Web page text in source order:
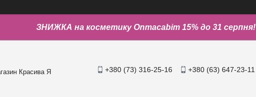
ЗНИЖКА на косметику Onmacabim 15% до 31 серпня!
Красива Я +380 (73) 316-25-16 +380 (63) 647-23-11